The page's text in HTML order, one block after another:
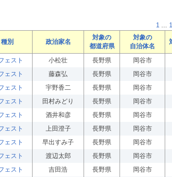
1 ...
別 政治家名
対象の
都道府県
対象の
自治体名
ェスト 小松壮 長野県 岡谷市
ェスト 藤森弘 長野県 岡谷市
ェスト 宇野香二 長野県 岡谷市
ェスト 田村みどり 長野県 岡谷市
ェスト 酒井和彦 長野県 岡谷市
ェスト 上田澄子 長野県 岡谷市
ェスト 早出すみ子 長野県 岡谷市
ェスト 渡辺太郎 長野県 岡谷市
ェスト 吉田浩 長野県 岡谷市